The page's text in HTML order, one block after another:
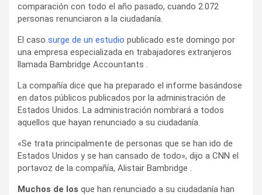
comparación con todo el año pasado, cuando 2.072
personas renunciaron a la ciudadanía.
El caso surge de un estudio publicado este domingo por
una empresa especializada en trabajadores extranjeros
llamada Bambridge Accountants .
La compañía dice que ha preparado el informe basándose
en datos públicos publicados por la administración de
Estados Unidos. La administración nombrará a todos
aquellos que hayan renunciado a su ciudadanía.
«Se trata principalmente de personas que se han ido de
Estados Unidos y se han cansado de todo», dijo a CNN el
portavoz de la compañía, Alistair Bambridge .
Muchos de los que han renunciado a su ciudadanía han